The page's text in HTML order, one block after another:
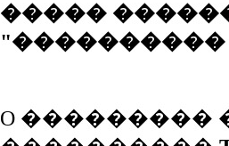
�����
O ���������